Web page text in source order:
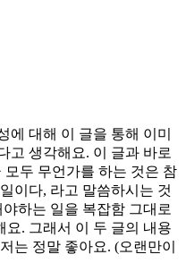
에 대해 이 글을 통해 이미
고 생각해요. 이 글과 바로
모두 무언가를 하는 것은 참
이다, 라고 말씀하시는 것
하는 일을 복잡함 그대로
요. 그래서 이 두 글의 내용
는 정말 좋아요. (오랜만이